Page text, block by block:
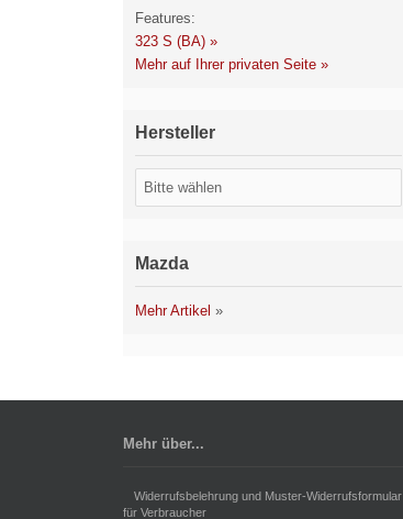
Features:
323 S (BA) »
Mehr auf Ihrer privaten Seite »
Hersteller
Mazda
Mehr Artikel »
Mehr über...
Widerrufsbelehrung und Muster-Widerrufsformular
für Verbraucher